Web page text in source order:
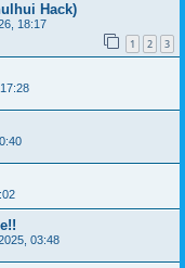
Hack)
18:17
1 2 3
03:48